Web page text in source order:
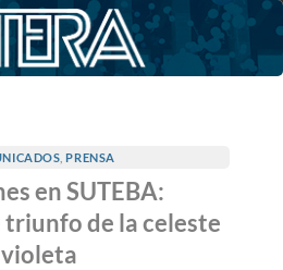
,PRENSA
en SUTEBA:
de la celeste
violeta